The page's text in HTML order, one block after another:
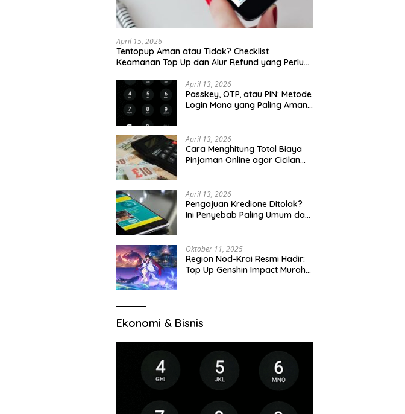
April 15, 2026
Tentopup Aman atau Tidak? Checklist
Keamanan Top Up dan Alur Refund yang Perlu
April 13, 2026
Passkey, OTP, atau PIN: Metode
Login Mana yang Paling Aman
April 13, 2026
Cara Menghitung Total Biaya
Pinjaman Online agar Cicilan
April 13, 2026
Pengajuan Kredione Ditolak?
Ini Penyebab Paling Umum dan
Oktober 11, 2025
Region Nod-Krai Resmi Hadir:
Top Up Genshin Impact Murah
Ekonomi & Bisnis